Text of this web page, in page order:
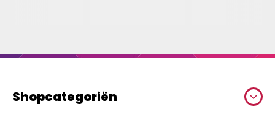
Shopcategoriën